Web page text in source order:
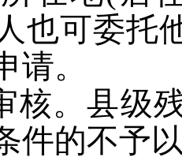
也可委托
请。
核。县级
件的不予